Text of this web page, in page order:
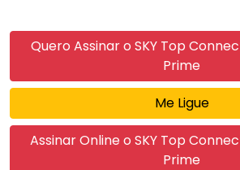
Quero Assinar o SKY Top
Prime
Me Ligue
Assinar Online o SKY Top
Prime